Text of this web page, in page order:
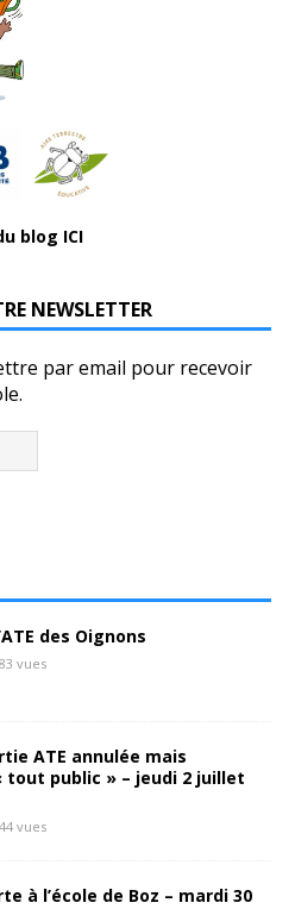
blog ICI
NEWSLETTER
par email pour recevoir
des Oignons
83 vues
ATE annulée mais
tout public » – jeudi 2 juillet
44 vues
à l’école de Boz – mardi 30